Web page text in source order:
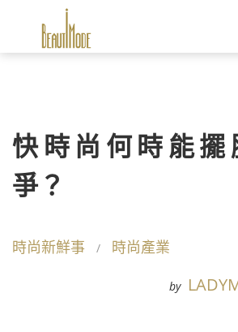
快時尚何時能擺
爭？
時尚新鮮事 時尚產業
by